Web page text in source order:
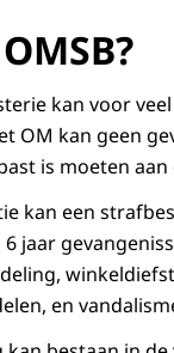
kan voor
OM kan geen
is moeten
kan een
jaar
en